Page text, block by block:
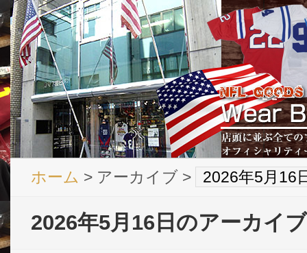
ホーム > アーカイブ > 2026年5月16
2026年5月16日のアーカイブ